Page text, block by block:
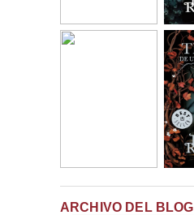
ARCHIVO DEL BLOG